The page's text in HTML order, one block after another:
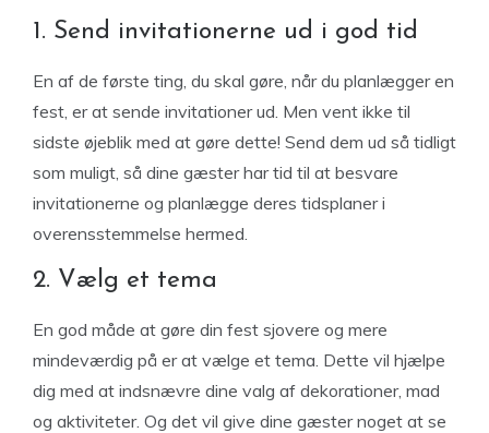
1. Send invitationerne ud i god tid
En af de første ting, du skal gøre, når du planlægger en
fest, er at sende invitationer ud. Men vent ikke til
sidste øjeblik med at gøre dette! Send dem ud så tidligt
som muligt, så dine gæster har tid til at besvare
invitationerne og planlægge deres tidsplaner i
overensstemmelse hermed.
2. Vælg et tema
En god måde at gøre din fest sjovere og mere
mindeværdig på er at vælge et tema. Dette vil hjælpe
dig med at indsnævre dine valg af dekorationer, mad
og aktiviteter. Og det vil give dine gæster noget at se